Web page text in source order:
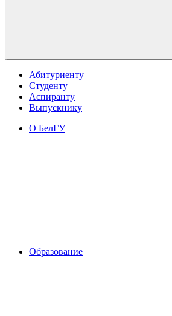
Абитуриенту
Студенту
Аспиранту
Выпускнику
О БелГУ
Образование